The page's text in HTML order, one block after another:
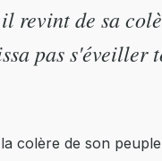
revint de sa
pas s'éveiller
colère de son